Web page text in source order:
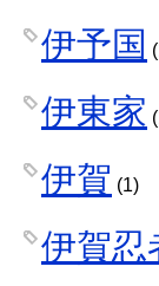
伊予国
伊東家
伊賀 (1)
伊賀忍